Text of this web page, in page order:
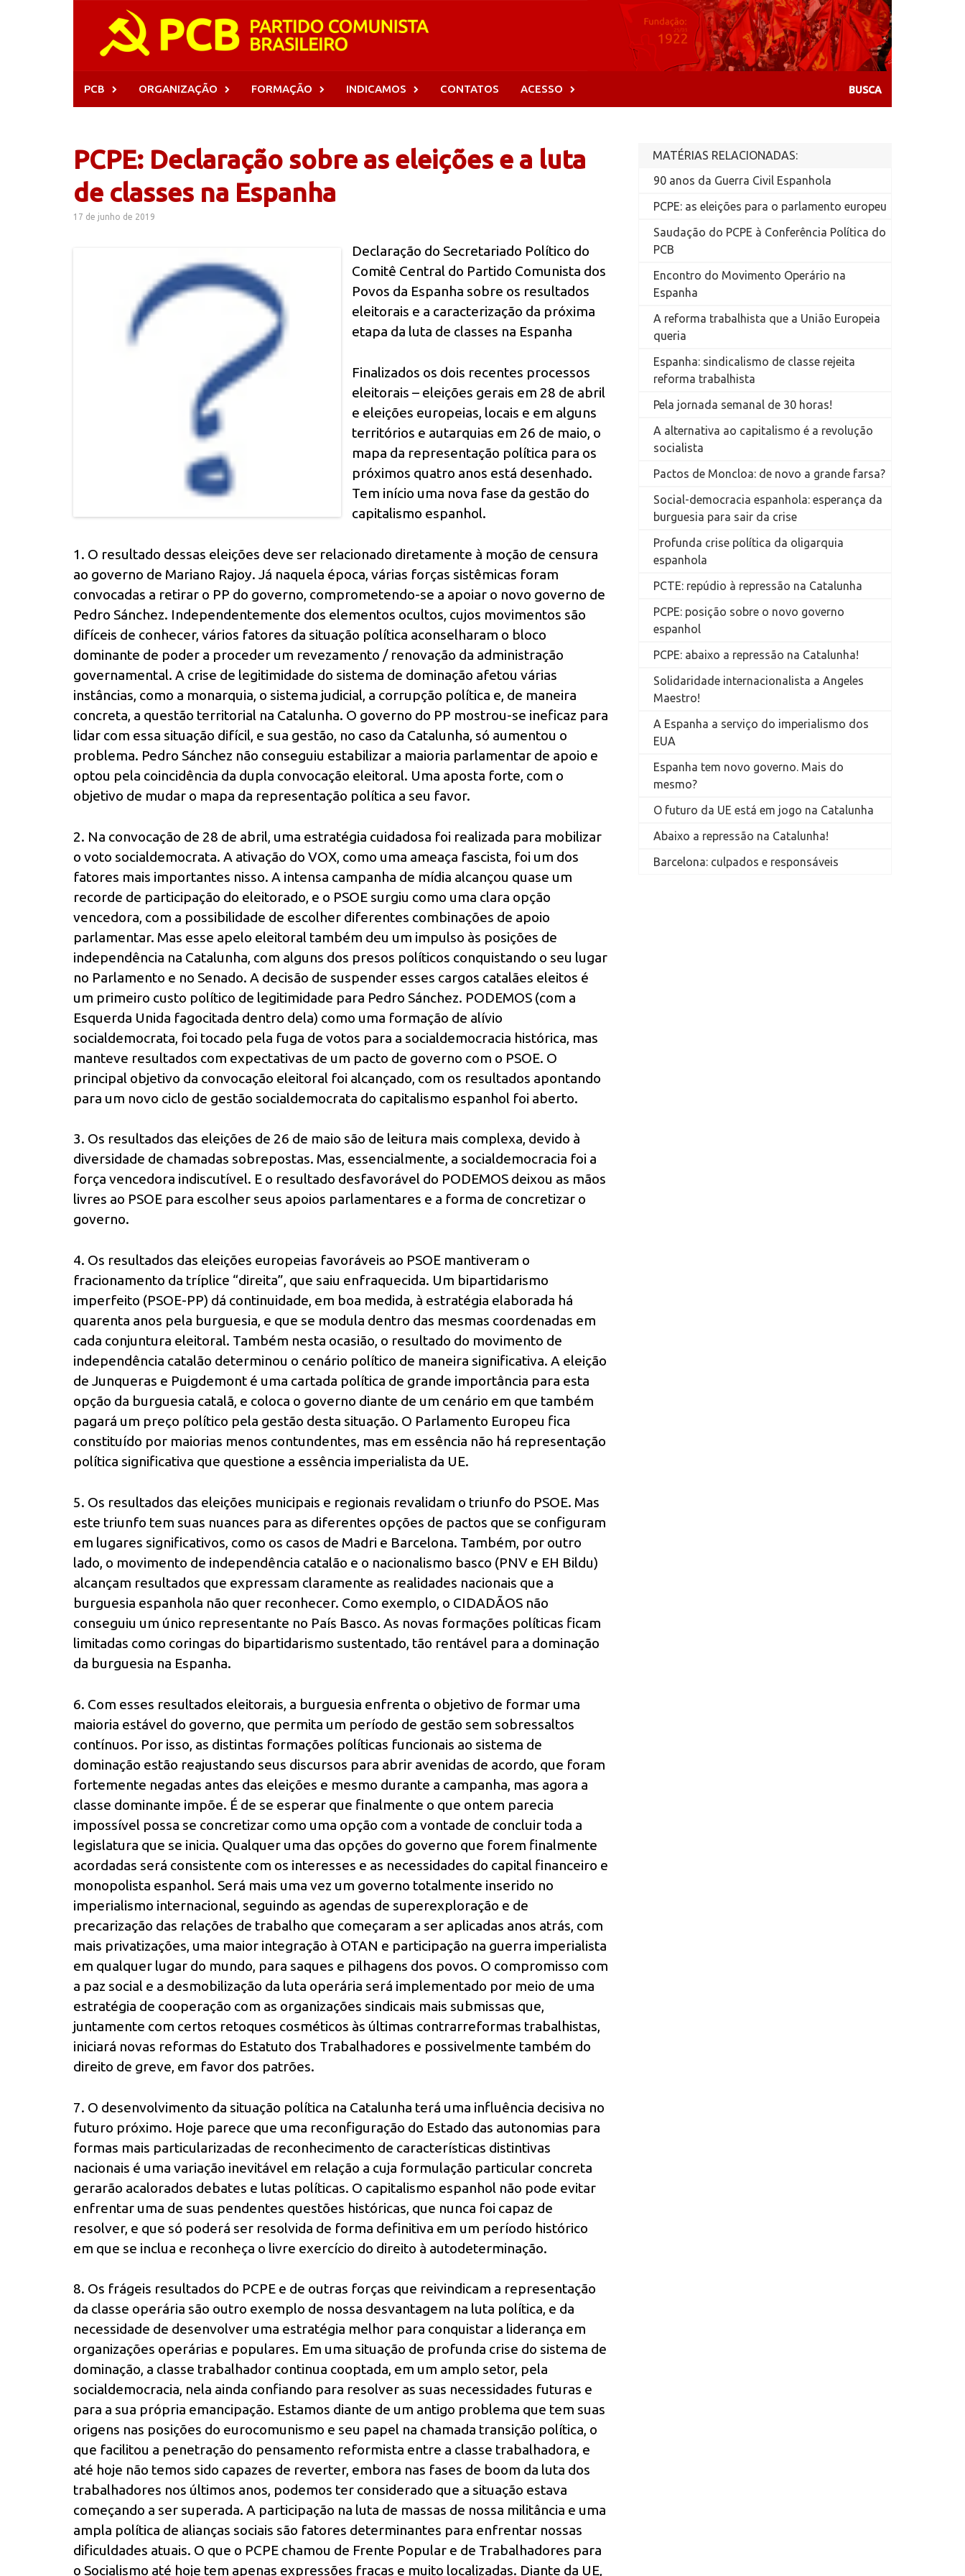
PCB ORGANIZAÇÃO FORMAÇÃO INDICAMOS CONTATOS ACESSO
PCPE: Declaração sobre as eleições e a luta
de classes na Espanha
17 de junho de 2019
Declaração do Secretariado Político do
Comitê Central do Partido Comunista dos
Povos da Espanha sobre os resultados
eleitorais e a caracterização da próxima
etapa da luta de classes na Espanha
Finalizados os dois recentes processos
eleitorais – eleições gerais em 28 de abril
e eleições europeias, locais e em alguns
territórios e autarquias em 26 de maio, o
mapa da representação política para os
próximos quatro anos está desenhado.
Tem início uma nova fase da gestão do
capitalismo espanhol.
1. O resultado dessas eleições deve ser relacionado diretamente à moção de censura
ao governo de Mariano Rajoy. Já naquela época, várias forças sistêmicas foram
convocadas a retirar o PP do governo, comprometendo-se a apoiar o novo governo de
Pedro Sánchez. Independentemente dos elementos ocultos, cujos movimentos são
difíceis de conhecer, vários fatores da situação política aconselharam o bloco
dominante de poder a proceder um revezamento / renovação da administração
governamental. A crise de legitimidade do sistema de dominação afetou várias
instâncias, como a monarquia, o sistema judicial, a corrupção política e, de maneira
concreta, a questão territorial na Catalunha. O governo do PP mostrou-se ineficaz para
lidar com essa situação difícil, e sua gestão, no caso da Catalunha, só aumentou o
problema. Pedro Sánchez não conseguiu estabilizar a maioria parlamentar de apoio e
optou pela coincidência da dupla convocação eleitoral. Uma aposta forte, com o
objetivo de mudar o mapa da representação política a seu favor.
2. Na convocação de 28 de abril, uma estratégia cuidadosa foi realizada para mobilizar
o voto socialdemocrata. A ativação do VOX, como uma ameaça fascista, foi um dos
fatores mais importantes nisso. A intensa campanha de mídia alcançou quase um
recorde de participação do eleitorado, e o PSOE surgiu como uma clara opção
vencedora, com a possibilidade de escolher diferentes combinações de apoio
parlamentar. Mas esse apelo eleitoral também deu um impulso às posições de
independência na Catalunha, com alguns dos presos políticos conquistando o seu lugar
no Parlamento e no Senado. A decisão de suspender esses cargos catalães eleitos é
um primeiro custo político de legitimidade para Pedro Sánchez. PODEMOS (com a
Esquerda Unida fagocitada dentro dela) como uma formação de alívio
socialdemocrata, foi tocado pela fuga de votos para a socialdemocracia histórica, mas
manteve resultados com expectativas de um pacto de governo com o PSOE. O
principal objetivo da convocação eleitoral foi alcançado, com os resultados apontando
para um novo ciclo de gestão socialdemocrata do capitalismo espanhol foi aberto.
3. Os resultados das eleições de 26 de maio são de leitura mais complexa, devido à
diversidade de chamadas sobrepostas. Mas, essencialmente, a socialdemocracia foi a
força vencedora indiscutível. E o resultado desfavorável do PODEMOS deixou as mãos
livres ao PSOE para escolher seus apoios parlamentares e a forma de concretizar o
governo.
4. Os resultados das eleições europeias favoráveis ao PSOE mantiveram o
fracionamento da tríplice “direita”, que saiu enfraquecida. Um bipartidarismo
imperfeito (PSOE-PP) dá continuidade, em boa medida, à estratégia elaborada há
quarenta anos pela burguesia, e que se modula dentro das mesmas coordenadas em
cada conjuntura eleitoral. Também nesta ocasião, o resultado do movimento de
independência catalão determinou o cenário político de maneira significativa. A eleição
de Junqueras e Puigdemont é uma cartada política de grande importância para esta
opção da burguesia catalã, e coloca o governo diante de um cenário em que também
pagará um preço político pela gestão desta situação. O Parlamento Europeu fica
constituído por maiorias menos contundentes, mas em essência não há representação
política significativa que questione a essência imperialista da UE.
5. Os resultados das eleições municipais e regionais revalidam o triunfo do PSOE. Mas
este triunfo tem suas nuances para as diferentes opções de pactos que se configuram
em lugares significativos, como os casos de Madri e Barcelona. Também, por outro
lado, o movimento de independência catalão e o nacionalismo basco (PNV e EH Bildu)
alcançam resultados que expressam claramente as realidades nacionais que a
burguesia espanhola não quer reconhecer. Como exemplo, o CIDADÃOS não
conseguiu um único representante no País Basco. As novas formações políticas ficam
limitadas como coringas do bipartidarismo sustentado, tão rentável para a dominação
da burguesia na Espanha.
6. Com esses resultados eleitorais, a burguesia enfrenta o objetivo de formar uma
maioria estável do governo, que permita um período de gestão sem sobressaltos
contínuos. Por isso, as distintas formações políticas funcionais ao sistema de
dominação estão reajustando seus discursos para abrir avenidas de acordo, que foram
fortemente negadas antes das eleições e mesmo durante a campanha, mas agora a
classe dominante impõe. É de se esperar que finalmente o que ontem parecia
impossível possa se concretizar como uma opção com a vontade de concluir toda a
legislatura que se inicia. Qualquer uma das opções do governo que forem finalmente
acordadas será consistente com os interesses e as necessidades do capital financeiro e
monopolista espanhol. Será mais uma vez um governo totalmente inserido no
imperialismo internacional, seguindo as agendas de superexploração e de
precarização das relações de trabalho que começaram a ser aplicadas anos atrás, com
mais privatizações, uma maior integração à OTAN e participação na guerra imperialista
em qualquer lugar do mundo, para saques e pilhagens dos povos. O compromisso com
a paz social e a desmobilização da luta operária será implementado por meio de uma
estratégia de cooperação com as organizações sindicais mais submissas que,
juntamente com certos retoques cosméticos às últimas contrarreformas trabalhistas,
iniciará novas reformas do Estatuto dos Trabalhadores e possivelmente também do
direito de greve, em favor dos patrões.
7. O desenvolvimento da situação política na Catalunha terá uma influência decisiva no
futuro próximo. Hoje parece que uma reconfiguração do Estado das autonomias para
formas mais particularizadas de reconhecimento de características distintivas
nacionais é uma variação inevitável em relação a cuja formulação particular concreta
gerarão acalorados debates e lutas políticas. O capitalismo espanhol não pode evitar
enfrentar uma de suas pendentes questões históricas, que nunca foi capaz de
resolver, e que só poderá ser resolvida de forma definitiva em um período histórico
em que se inclua e reconheça o livre exercício do direito à autodeterminação.
8. Os frágeis resultados do PCPE e de outras forças que reivindicam a representação
da classe operária são outro exemplo de nossa desvantagem na luta política, e da
necessidade de desenvolver uma estratégia melhor para conquistar a liderança em
organizações operárias e populares. Em uma situação de profunda crise do sistema de
dominação, a classe trabalhador continua cooptada, em um amplo setor, pela
socialdemocracia, nela ainda confiando para resolver as suas necessidades futuras e
para a sua própria emancipação. Estamos diante de um antigo problema que tem suas
origens nas posições do eurocomunismo e seu papel na chamada transição política, o
que facilitou a penetração do pensamento reformista entre a classe trabalhadora, e
até hoje não temos sido capazes de reverter, embora nas fases de boom da luta dos
trabalhadores nos últimos anos, podemos ter considerado que a situação estava
começando a ser superada. A participação na luta de massas de nossa militância e uma
ampla política de alianças sociais são fatores determinantes para enfrentar nossas
dificuldades atuais. O que o PCPE chamou de Frente Popular e de Trabalhadores para
o Socialismo até hoje tem apenas expressões fracas e muito localizadas. Diante da UE,
MATÉRIAS RELACIONADAS:
90 anos da Guerra Civil Espanhola
PCPE: as eleições para o parlamento europeu
Saudação do PCPE à Conferência Política do
PCB
Encontro do Movimento Operário na
Espanha
A reforma trabalhista que a União Europeia
queria
Espanha: sindicalismo de classe rejeita
reforma trabalhista
Pela jornada semanal de 30 horas!
A alternativa ao capitalismo é a revolução
socialista
Pactos de Moncloa: de novo a grande farsa?
Social-democracia espanhola: esperança da
burguesia para sair da crise
Profunda crise política da oligarquia
espanhola
PCTE: repúdio à repressão na Catalunha
PCPE: posição sobre o novo governo
espanhol
PCPE: abaixo a repressão na Catalunha!
Solidaridade internacionalista a Angeles
Maestro!
A Espanha a serviço do imperialismo dos
EUA
Espanha tem novo governo. Mais do
mesmo?
O futuro da UE está em jogo na Catalunha
Abaixo a repressão na Catalunha!
Barcelona: culpados e responsáveis